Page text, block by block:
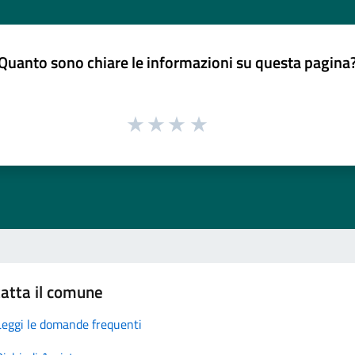
sono chiare le informazioni su questa
il comune
le domande frequenti